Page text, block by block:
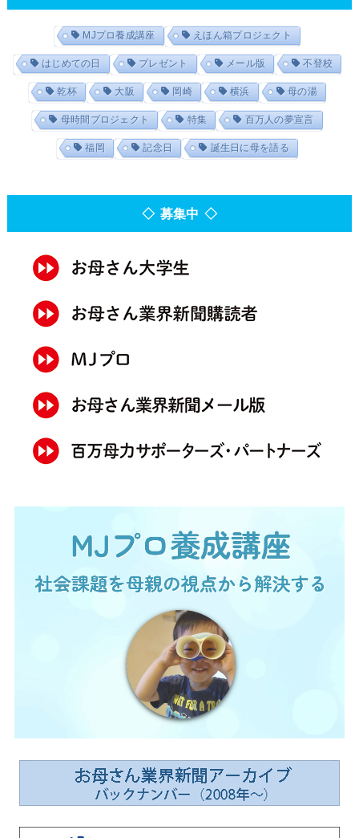
MJプロ養成講座 えほん箱プロジェクト
はじめての日 プレゼント メール版 不登校
乾杯 大阪 岡崎 横浜 母の湯
母時間プロジェクト 特集 百万人の夢宣言
福岡 記念日 誕生日に母を語る
◇ 募集中 ◇